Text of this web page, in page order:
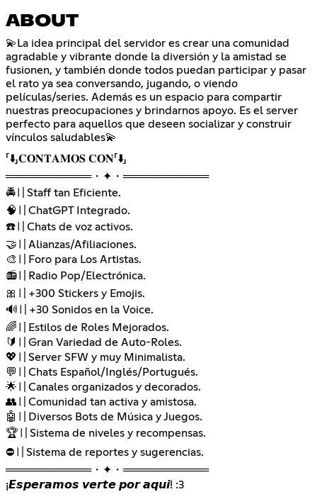
ABOUT
💫La idea principal del servidor es crear una comunidad
agradable y vibrante donde la diversión y la amistad se
fusionen, y también donde todos puedan participar y pasar
el rato ya sea conversando, jugando, o viendo
películas/series. Además es un espacio para compartir
nuestras preocupaciones y brindarnos apoyo. Es el server
perfecto para aquellos que deseen socializar y construir
vínculos saludables💫
「⬇️」𝐂𝐎𝐍𝐓𝐀𝐌𝐎𝐒 𝐂𝐎𝐍「⬇️」
═══════════・✦・═══════════
🚔〢Staff tan Eficiente.
🧠〢ChatGPT Integrado.
☎️〢Chats de voz activos.
🤝〢Alianzas/Afiliaciones.
🎨〢Foro para Los Artistas.
📻〢Radio Pop/Electrónica.
🎀〢+300 Stickers y Emojis.
🔊〢+30 Sonidos en la Voice.
🌈〢Estilos de Roles Mejorados.
🔰〢Gran Variedad de Auto-Roles.
💖〢Server SFW y muy Minimalista.
💬〢Chats Español/Inglés/Portugués.
🌟〢Canales organizados y decorados.
👥〢Comunidad tan activa y amistosa.
🤖〢Diversos Bots de Música y Juegos.
🏆〢Sistema de niveles y recompensas.
⛔️〢Sistema de reportes y sugerencias.
═══════════・✦・═══════════
¡𝙀𝙨𝙥𝙚𝙧𝙖𝙢𝙤𝙨 𝙫𝙚𝙧𝙩𝙚 𝙥𝙤𝙧 𝙖𝙦𝙪𝙞! :3